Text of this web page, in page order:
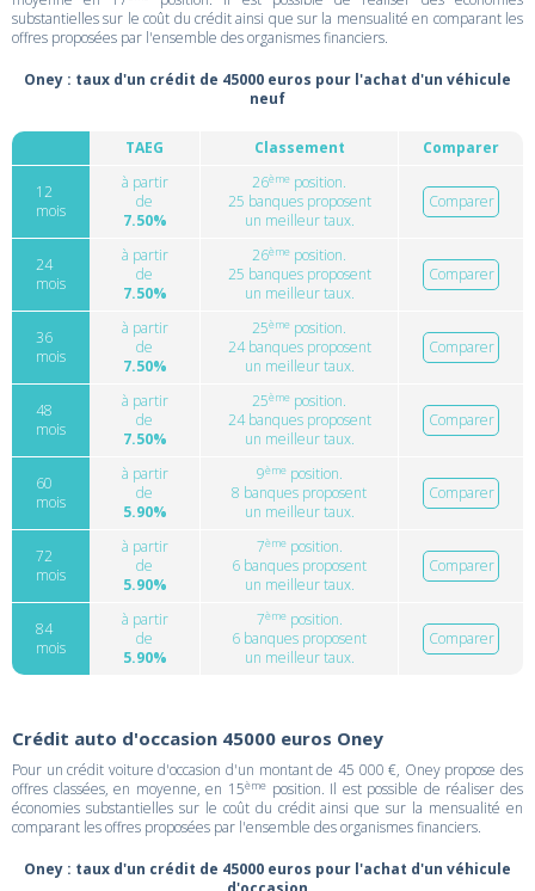
substantielles sur le coût du crédit ainsi que sur la mensualité en comparant les
offres proposées par l'ensemble des organismes financiers.
Oney : taux d'un crédit de 45000 euros pour l'achat d'un véhicule
neuf
TAEG Classement Comparer
12
mois
à partir
de
7.50%
26ème position.
25 banques proposent
un meilleur taux.
Comparer
24
mois
à partir
de
7.50%
26ème position.
25 banques proposent
un meilleur taux.
Comparer
36
mois
à partir
de
7.50%
25ème position.
24 banques proposent
un meilleur taux.
Comparer
48
mois
à partir
de
7.50%
25ème position.
24 banques proposent
un meilleur taux.
Comparer
60
mois
à partir
de
5.90%
9èmeposition.
8 banques proposent
un meilleur taux.
Comparer
72
mois
à partir
de
5.90%
7èmeposition.
6 banques proposent
un meilleur taux.
Comparer
84
mois
à partir
de
5.90%
7èmeposition.
6 banques proposent
un meilleur taux.
Comparer
Crédit auto d'occasion 45000 euros Oney
Pour un crédit voiture d'occasion d'un montant de 45 000 €, Oney propose des
offres classées, en moyenne, en 15èmeposition. Il est possible de réaliser des
économies substantielles sur le coût du crédit ainsi que sur la mensualité en
comparant les offres proposées par l'ensemble des organismes financiers.
Oney : taux d'un crédit de 45000 euros pour l'achat d'un véhicule